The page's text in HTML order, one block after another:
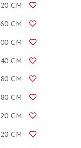
CM
CM
CM
CM
CM
CM
CM
CM